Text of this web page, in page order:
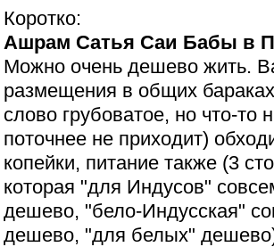
Коротко:
Ашрам Сатья Саи Бабы в
Можно очень дешево жить.
размещения в общих
слово грубоватое, но что-то
поточнее не приходит)
копейки, питание также (3
которая "для Индусов"
дешево, "бело-Индусская"
дешево, "для белых"